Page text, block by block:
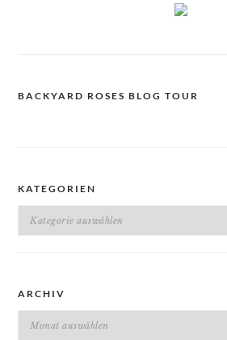
BACKYARD ROSES BLOG TOUR
KATEGORIEN
Kategorien
ARCHIV
Archiv